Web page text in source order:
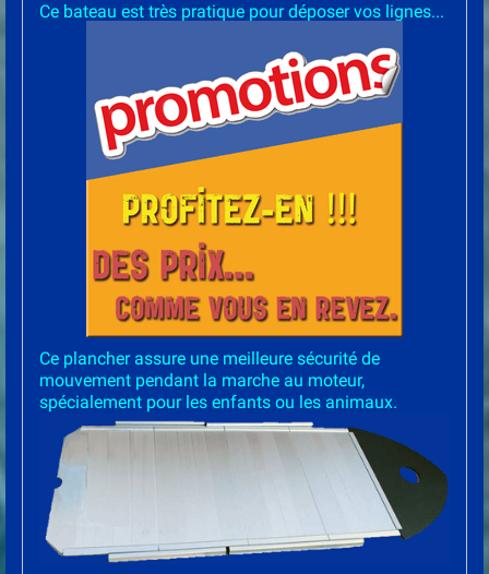
Ce bateau est très pratique pour déposer vos lignes...
Ce plancher assure une meilleure sécurité de
mouvement pendant la marche au moteur,
spécialement pour les enfants ou les animaux.